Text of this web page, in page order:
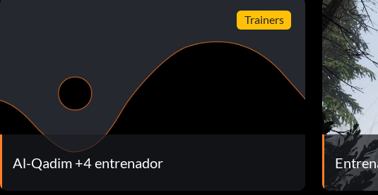
Trainers
Al-Qadim +4 entrenador